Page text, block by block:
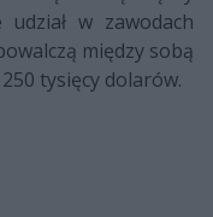
w zawodach
między sobą
tysięcy dolarów.